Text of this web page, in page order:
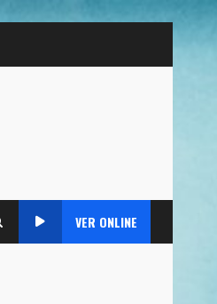
VER ONLINE